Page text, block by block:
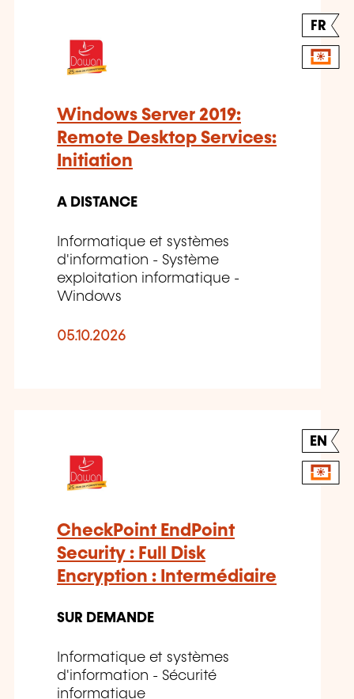
FR
Windows Server 2019:
Remote Desktop Services:
Initiation
A DISTANCE
Informatique et systèmes
d'information - Système
exploitation informatique -
Windows
05.10.2026
EN
CheckPoint EndPoint
Security : Full Disk
Encryption : Intermédiaire
SUR DEMANDE
Informatique et systèmes
d'information - Sécurité
informatique